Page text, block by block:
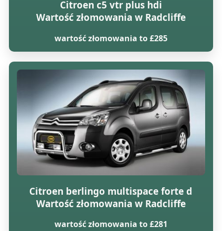
Citroen c5 vtr plus hdi
Wartość złomowania w Radcliffe
wartość złomowania to £285
Citroen berlingo multispace forte d
Wartość złomowania w Radcliffe
wartość złomowania to £281